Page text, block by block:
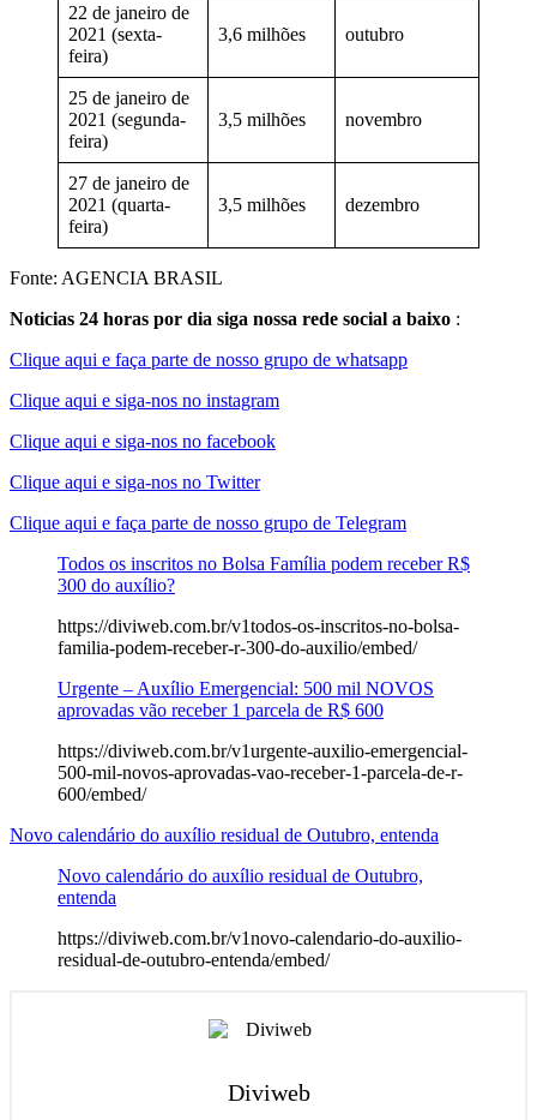
22 de janeiro de
2021 (sexta-
feira)
3,6 milhões outubro
25 de janeiro de
2021 (segunda-
feira)
3,5 milhões novembro
27 de janeiro de
2021 (quarta-
feira)
3,5 milhões dezembro
Fonte: AGENCIA BRASIL
Noticias 24 horas por dia siga nossa rede social a baixo :
Clique aqui e faça parte de nosso grupo de whatsapp
Clique aqui e siga-nos no instagram
Clique aqui e siga-nos no facebook
Clique aqui e siga-nos no Twitter
Clique aqui e faça parte de nosso grupo de Telegram
Todos os inscritos no Bolsa Família podem receber R$
300 do auxílio?
https://diviweb.com.br/v1todos-os-inscritos-no-bolsa-
familia-podem-receber-r-300-do-auxilio/embed/
Urgente – Auxílio Emergencial: 500 mil NOVOS
aprovadas vão receber 1 parcela de R$ 600
https://diviweb.com.br/v1urgente-auxilio-emergencial-
500-mil-novos-aprovadas-vao-receber-1-parcela-de-r-
600/embed/
Novo calendário do auxílio residual de Outubro, entenda
Novo calendário do auxílio residual de Outubro,
entenda
https://diviweb.com.br/v1novo-calendario-do-auxilio-
residual-de-outubro-entenda/embed/
Diviweb